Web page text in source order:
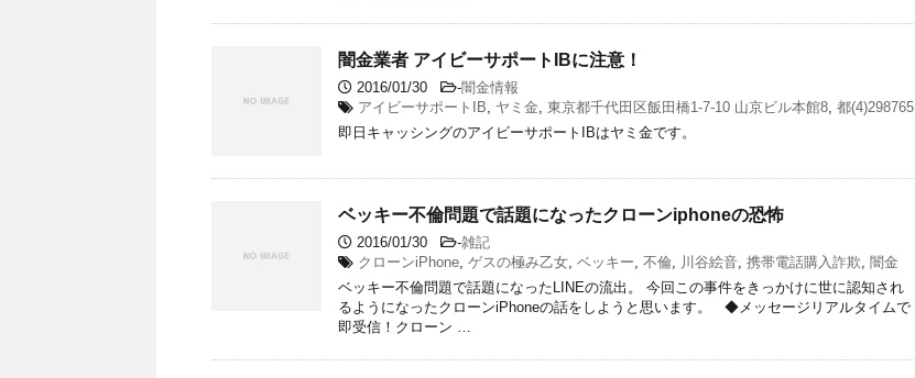
闇金業者 アイビーサポートIBに注意！
2016/01/30 -闇金情報
アイビーサポートIB, ヤミ金, 東京都千代田区飯田橋1‐7‐10 山京ビル本館8, 都(4)298765
即日キャッシングのアイビーサポートIBはヤミ金です。
ベッキー不倫問題で話題になったクローンiphoneの恐怖
2016/01/30 -雑記
クローンiPhone, ゲスの極み乙女, ベッキー, 不倫, 川谷絵音, 携帯電話購入詐欺, 闇金
ベッキー不倫問題で話題になったLINEの流出。 今回この事件をきっかけに世に認知され
るようになったクローンiPhoneの話をしようと思います。 ◆メッセージリアルタイムで
即受信！クローン …